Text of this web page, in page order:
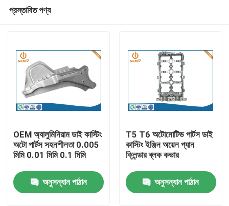
প্রস্তাবিত পণ্য
OEM অ্যালুমিনিয়াম ডাই কাস্টিং
অটো পার্টস সহনশীলতা 0.005
মিমি 0.01 মিমি 0.1 মিমি
অনুসন্ধান পাঠান
T5 T6 অটোমোটিভ পার্টস ডাই
কাস্টিং ইঞ্জিন অয়েল প্যান
ক্লিন্ডার ব্লক কভার
অনুসন্ধান পাঠান